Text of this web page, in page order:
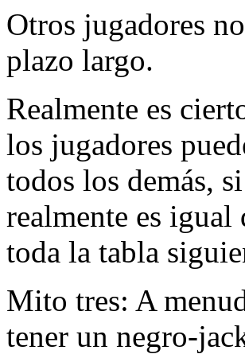
Otros jugadores
plazo largo.
Realmente es
los jugadores
todos los demás,
realmente es
toda la tabla
Mito tres: A
tener un negro-